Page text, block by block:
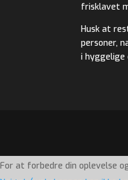
frisklavet
Husk at
personer,
i hyggelige
For at forbedre din oplevelse